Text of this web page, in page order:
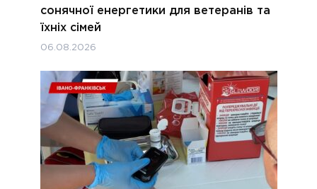
сонячної енергетики для ветеранів та
їхніх сімей
06.08.2026